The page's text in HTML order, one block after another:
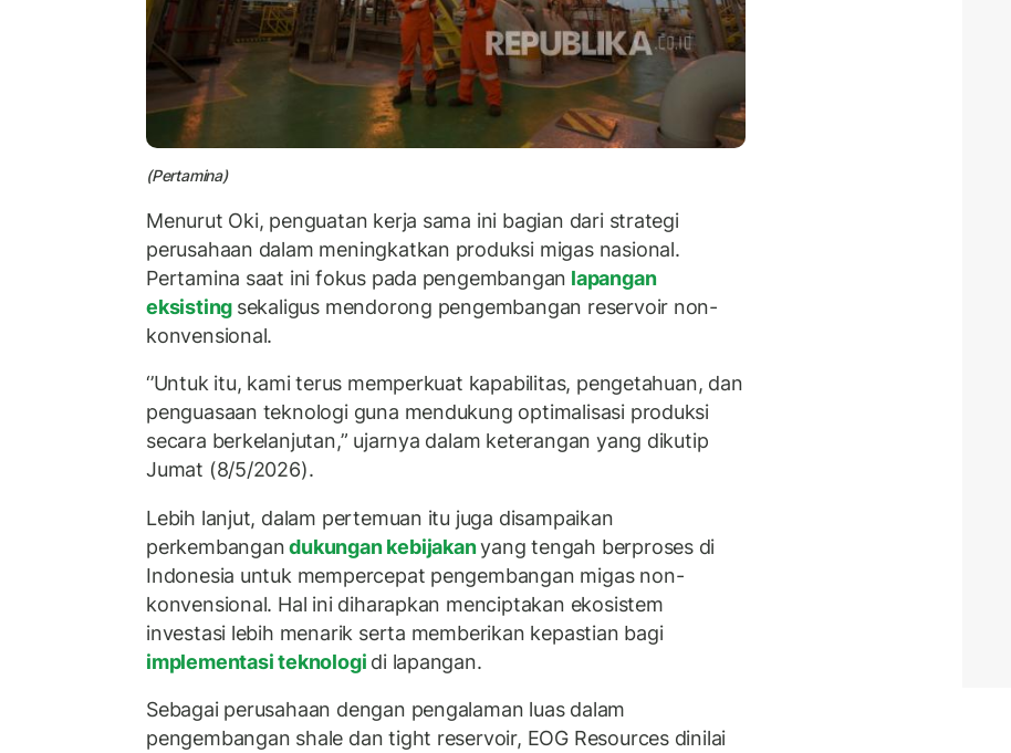
(Pertamina)
Menurut Oki, penguatan kerja sama ini bagian dari strategi
perusahaan dalam meningkatkan produksi migas nasional.
Pertamina saat ini fokus pada pengembangan lapangan
eksisting sekaligus mendorong pengembangan reservoir non-
konvensional.
‘’Untuk itu, kami terus memperkuat kapabilitas, pengetahuan, dan
penguasaan teknologi guna mendukung optimalisasi produksi
secara berkelanjutan,” ujarnya dalam keterangan yang dikutip
Jumat (8/5/2026).
Lebih lanjut, dalam pertemuan itu juga disampaikan
perkembangandukungan kebijakanyang tengah berproses di
Indonesia untuk mempercepat pengembangan migas non-
konvensional. Hal ini diharapkan menciptakan ekosistem
investasi lebih menarik serta memberikan kepastian bagi
implementasi teknologi di lapangan.
Sebagai perusahaan dengan pengalaman luas dalam
pengembangan shale dan tight reservoir, EOG Resources dinilai